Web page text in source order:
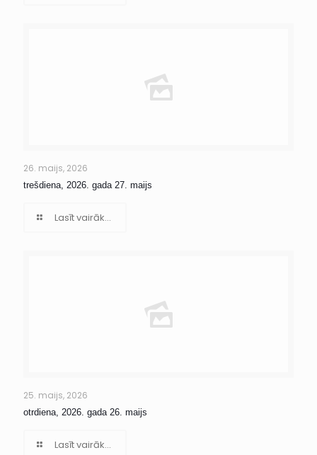
26. maijs, 2026
trešdiena, 2026. gada 27. maijs
Lasīt vairāk...
25. maijs, 2026
otrdiena, 2026. gada 26. maijs
Lasīt vairāk...